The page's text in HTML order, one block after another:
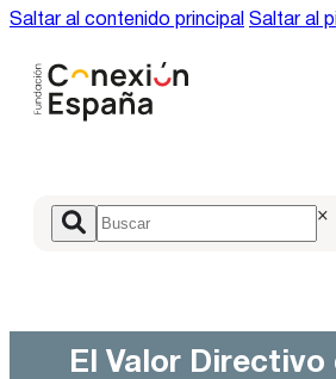
Saltar al contenido principal Saltar al
×
El Valor Directivo